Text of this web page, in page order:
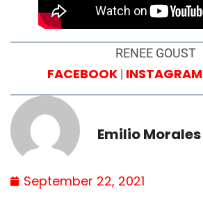
RENEE GOUST
FACEBOOK | INSTAGRAM
Emilio Morales
September 22, 2021